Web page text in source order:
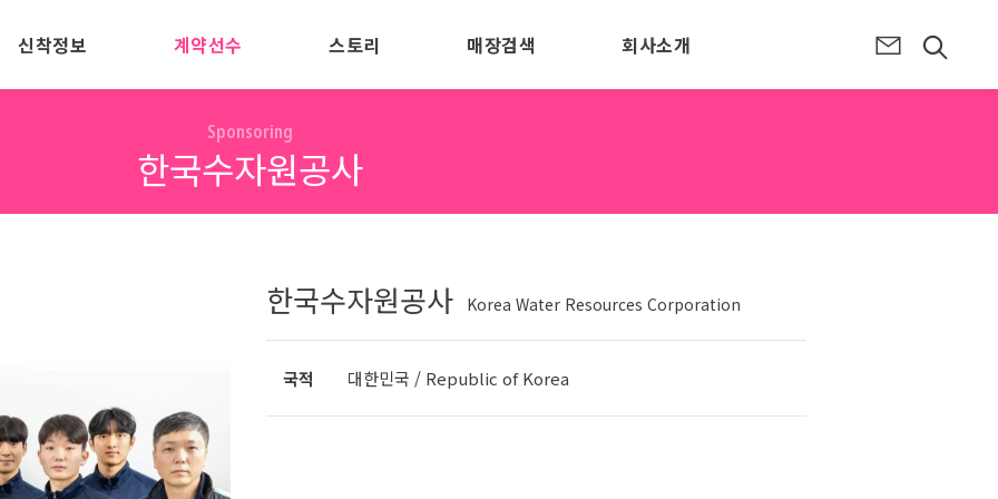
신제품 목록 보기
신착정보 계약선수 스토리 매장검색 회사소개
Sponsoring
한국수자원공사
한국수자원공사 Korea Water Resources Corporation
국적 대한민국 / Republic of Korea